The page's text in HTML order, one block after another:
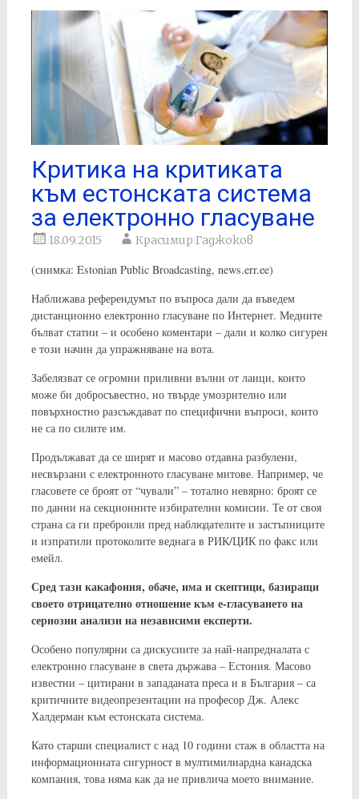
Критика на критиката
към естонската система
за електронно гласуване
18.09.2015 Красимир Гаджоков
(снимка: Estonian Public Broadcasting, news.err.ee)
Наближава референдумът по въпроса дали да въведем
дистанционно електронно гласуване по Интернет. Медиите
бълват статии – и особено коментари – дали и колко сигурен
е този начин да упражняване на вота.
Забелязват се огромни приливни вълни от лаици, които
може би добросъвестно, но твърде умозрително или
повърхностно разсъждават по специфични въпроси, които
не са по силите им.
Продължават да се ширят и масово отдавна разбулени,
несвързани с електронното гласуване митове. Например, че
гласовете се броят от “чували” – тотално невярно: броят се
по данни на секционните избирателни комисии. Те от своя
страна са ги преброили пред наблюдателите и застъпниците
и изпратили протоколите веднага в РИК/ЦИК по факс или
емейл.
Сред тази какафония, обаче, има и скептици, базиращи
своето отрицателно отношение към е-гласуването на
сериозни анализи на независими експерти.
Особено популярни са дискусиите за най-напредналата с
електронно гласуване в света държава – Естония. Масово
известни – цитирани в западаната преса и в България – са
критичните видеопрезентации на професор Дж. Алекс
Халдерман към естонската система.
Като старши специалист с над 10 години стаж в областта на
информационната сигурност в мултимилиардна канадска
компания, това няма как да не привлича моето внимание.